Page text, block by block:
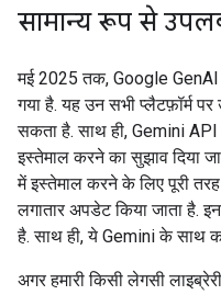
सामान्य रूप से
मई 2025 तक, Google GenAI
गया है. यह उन सभी प्लैटफ़ॉर्म
सकता है. साथ ही, Gemini
इस्तेमाल करने का सुझाव दिया
में इस्तेमाल करने के लिए पूरी
लगातार अपडेट किया जाता है.
है. साथ ही, ये Gemini के साथ
अगर हमारी किसी लेगसी